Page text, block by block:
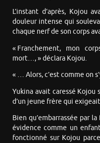
L’instant d’après, Kojou
douleur intense qui
chaque nerf de son corps
« Franchement, mon
mort…, » déclara Kojou.
« … Alors, c’est comme on
Yukina avait caressé
d’un jeune frère qui
Bien qu’embarrassée par
évidence comme un
fonctionné sur Kojou